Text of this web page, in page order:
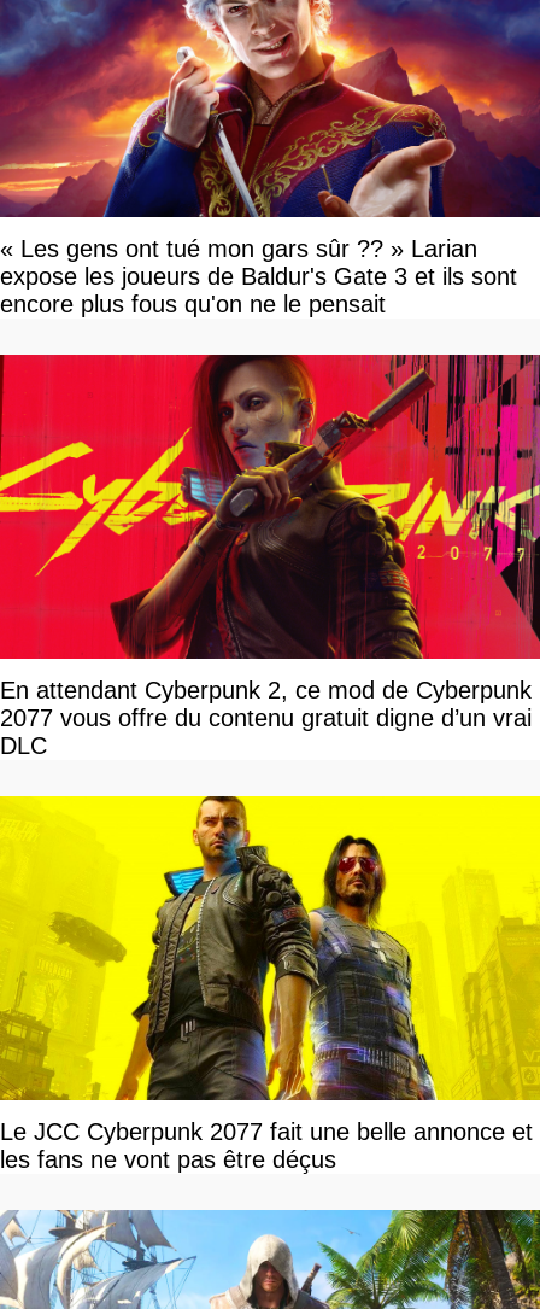
« Les gens ont tué mon gars sûr ?? » Larian
expose les joueurs de Baldur's Gate 3 et ils sont
encore plus fous qu'on ne le pensait
En attendant Cyberpunk 2, ce mod de Cyberpunk
2077 vous offre du contenu gratuit digne d’un vrai
DLC
Le JCC Cyberpunk 2077 fait une belle annonce et
les fans ne vont pas être déçus